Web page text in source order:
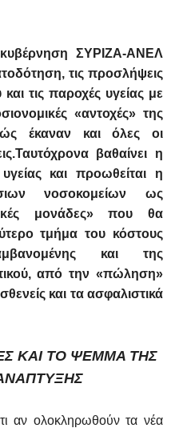
υβέρνηση ΣΥΡΙΖΑ-ΑΝΕΛ
τις προσλήψεις
τις παροχές υγείας με
«αντοχές» της
έκαναν και όλες οι
Ταυτόχρονα βαθαίνει η
και προωθείται η
νοσοκομείων ως
μονάδες» που θα
τμήμα του κόστους
και της
από την «πώληση»
και τα ασφαλιστικά
ΚΑΙ ΤΟ ΨΕΜΜΑ ΤΗΣ
αν ολοκληρωθούν τα νέα